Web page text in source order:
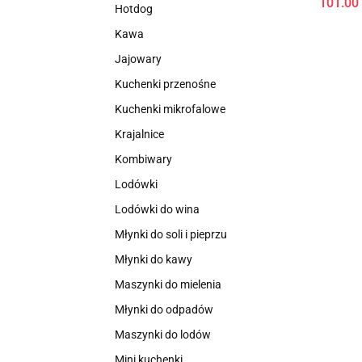
Hotdog
Kawa
Jajowary
Kuchenki przenośne
Kuchenki mikrofalowe
Krajalnice
Kombiwary
Lodówki
Lodówki do wina
Młynki do soli i pieprzu
Młynki do kawy
Maszynki do mielenia
Młynki do odpadów
Maszynki do lodów